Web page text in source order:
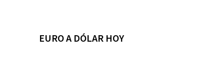
EURO A DÓLAR HOY